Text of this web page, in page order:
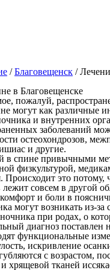
/Благовещенск /
в Благовещенске
пожалуй,
могут как различные
и внутренних
заболеваний
остеохондрозов,
и другие.
в спине привычными
физкультурой,
Происходит это потому,
совсем в другой
и боли в
могут возникать из-за
при родах, о
диагноз поставлен
функциональные
искривление
с возрастом,
хрящевой тканей